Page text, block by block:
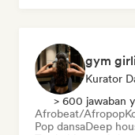
Kurator
> 600 jawaban
Afrobeat/Afropop
Pop dansaDeep